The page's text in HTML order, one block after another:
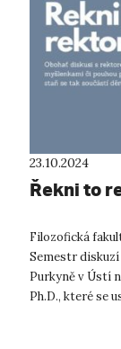
23.10.2024
Řekni to
Filozofická
Semestr
Purkyně v Ústí
Ph.D., které se